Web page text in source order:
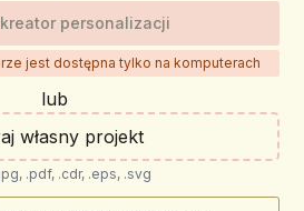
personalizacji
jest dostępna tylko na komputerach
lub
własny projekt
.pdf, .cdr, .eps, .svg